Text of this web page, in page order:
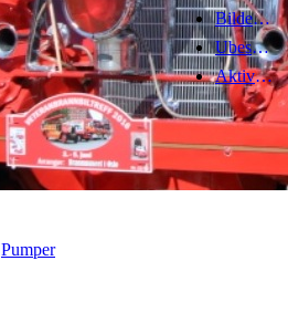
Bildegalleri
Ubesvarte innlegg
Aktive emner
Pumper